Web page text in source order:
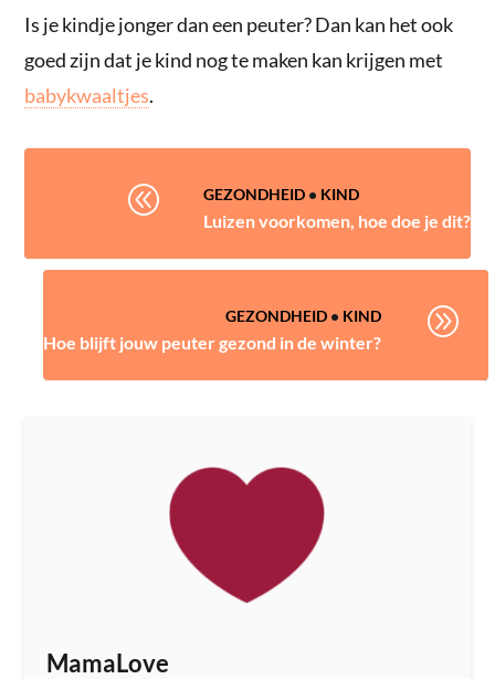
Is je kindje jonger dan een peuter? Dan kan het ook
goed zijn dat je kind nog te maken kan krijgen met
babykwaaltjes.
@ GEZONDHEID• KIND
Luizen voorkomen, hoe doe je dit?
GEZONDHEID• KIND
Hoe blijft jouw peuter gezond in de winter?
A
MamaLove